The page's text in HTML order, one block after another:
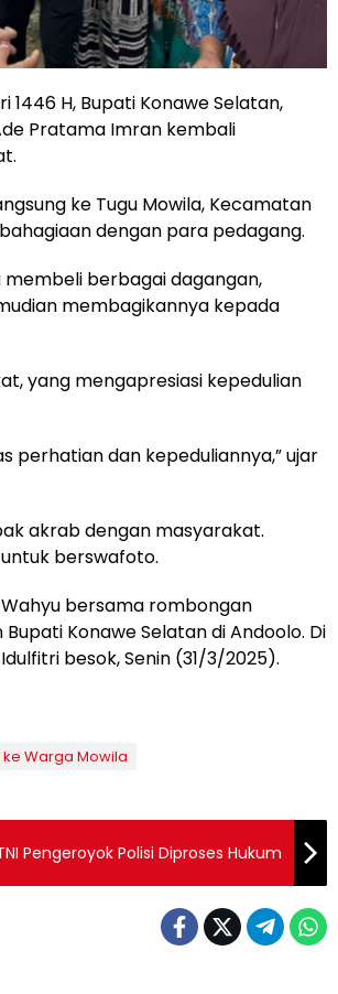
1446 H, Bupati Konawe Selatan,
Pratama Imran kembali
ke Tugu Mowila, Kecamatan
dengan para pedagang.
berbagai dagangan,
membagikannya kepada
yang mengapresiasi kepedulian
perhatian dan kepeduliannya,” ujar
akrab dengan masyarakat.
berswafoto.
bersama rombongan
Konawe Selatan di Andoolo. Di
besok, Senin (31/3/2025).
Warga Mowila
Pengeroyok Polisi Diproses Hukum